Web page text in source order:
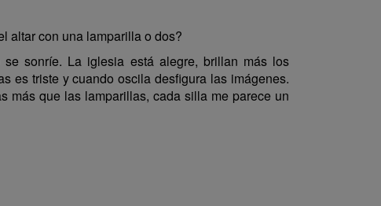
altar con una lamparilla o dos?
sonríe. La iglesia está alegre, brillan más los
es triste y cuando oscila desfigura las imágenes.
más que las lamparillas, cada silla me parece un